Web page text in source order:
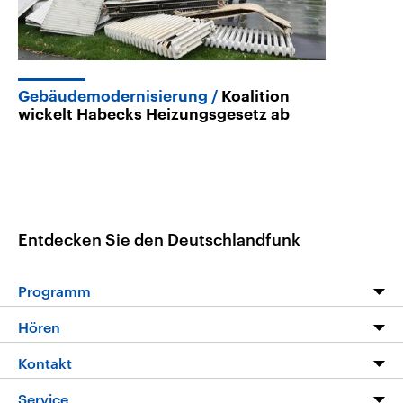
Gebäudemodernisierung
Koalition
wickelt Habecks Heizungsgesetz ab
Entdecken Sie den Deutschlandfunk
Programm
Programm
Die Nachrichten
Hören
Livestream
Kontakt
Hörerservice
Service